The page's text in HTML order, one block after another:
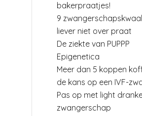
bakerpraatjes!
9
liever niet over praat
De ziekte van PUPPP
Epigenetica
Meer dan 5 koppen
de kans op een IVF-
Pas op met light
zwangerschap